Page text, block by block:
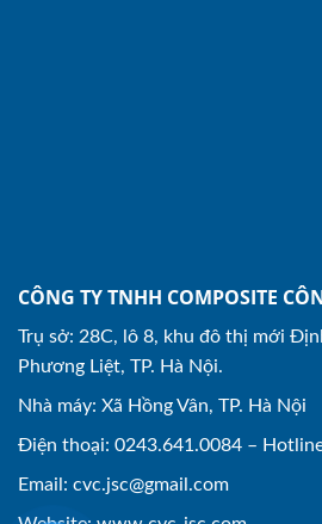
CÔNG TY TNHH COMPOSITE
Trụ sở: 28C, lô 8, khu đô thị mới
Phương Liệt, TP. Hà Nội.
Nhà máy: Xã Hồng Vân, TP. Hà Nội
Điện thoại: 0243.641.0084 –
Email: cvc.jsc@gmail.com